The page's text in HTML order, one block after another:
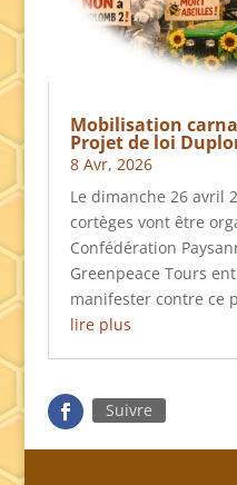
Mobilisation
Projet de loi
8 Avr, 2026
Le dimanche 26 avril
cortèges vont être
Confédération
Greenpeace Tours
manifester contre ce
lire plus
Suivre